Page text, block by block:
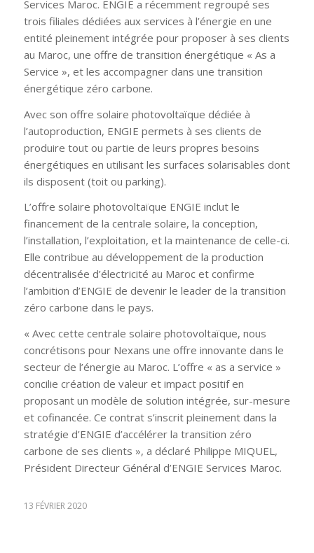
Services Maroc. ENGIE a récemment regroupé ses
trois filiales dédiées aux services à l’énergie en une
entité pleinement intégrée pour proposer à ses clients
au Maroc, une offre de transition énergétique « As a
Service », et les accompagner dans une transition
énergétique zéro carbone.
Avec son offre solaire photovoltaïque dédiée à
l’autoproduction, ENGIE permets à ses clients de
produire tout ou partie de leurs propres besoins
énergétiques en utilisant les surfaces solarisables dont
ils disposent (toit ou parking).
L’offre solaire photovoltaïque ENGIE inclut le
financement de la centrale solaire, la conception,
l’installation, l’exploitation, et la maintenance de celle-ci.
Elle contribue au développement de la production
décentralisée d’électricité au Maroc et confirme
l’ambition d’ENGIE de devenir le leader de la transition
zéro carbone dans le pays.
« Avec cette centrale solaire photovoltaïque, nous
concrétisons pour Nexans une offre innovante dans le
secteur de l’énergie au Maroc. L’offre « as a service »
concilie création de valeur et impact positif en
proposant un modèle de solution intégrée, sur-mesure
et cofinancée. Ce contrat s’inscrit pleinement dans la
stratégie d’ENGIE d’accélérer la transition zéro
carbone de ses clients », a déclaré Philippe MIQUEL,
Président Directeur Général d’ENGIE Services Maroc.
13 FÉVRIER 2020